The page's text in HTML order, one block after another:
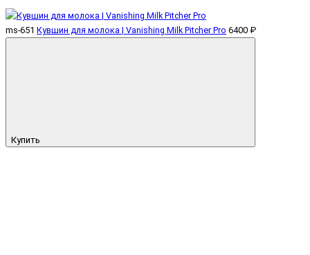
ms-651 Кувшин для молока | Vanishing Milk Pitcher Pro 6400 ₽
Купить